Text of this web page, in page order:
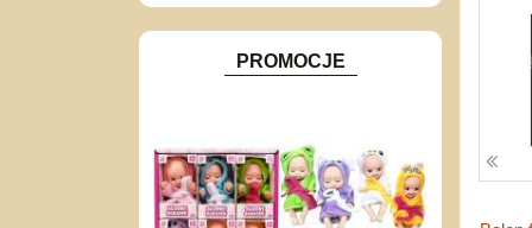
Inne
PROMOCJE